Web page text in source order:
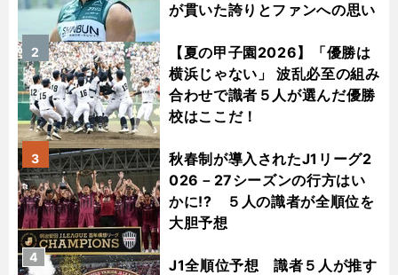
が貫いた誇りとファンへの思い
【夏の甲子園2026】「優勝は
横浜じゃない」 波乱必至の組み
合わせで識者５人が選んだ優勝
校はここだ！
2
秋春制が導入されたJ1リーグ2
026－27シーズンの行方はい
かに!? ５人の識者が全順位を
大胆予想
3
J1全順位予想 識者５人が推す
4